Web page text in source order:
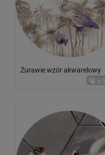
Żurawie wzór akwarelowy
x3